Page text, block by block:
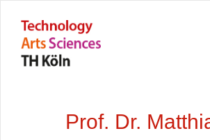
Prof. Dr.